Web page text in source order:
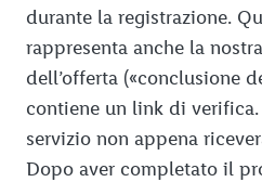
durante la registrazione.
rappresenta anche la
dell’offerta («conclusione
contiene un link di
servizio non appena
Dopo aver completato il